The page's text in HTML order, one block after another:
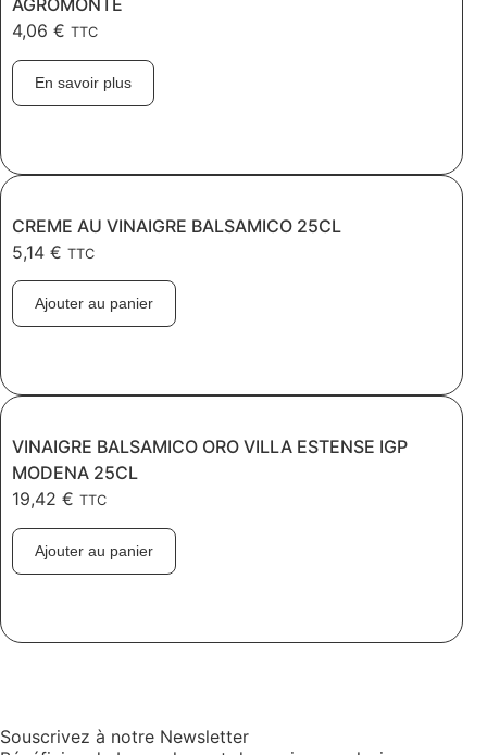
AGROMONTE
4,06 € TTC
En savoir plus
CREME AU VINAIGRE BALSAMICO 25CL
5,14 € TTC
Ajouter au panier
VINAIGRE BALSAMICO ORO VILLA ESTENSE IGP
MODENA 25CL
19,42 € TTC
Ajouter au panier
Souscrivez à notre Newsletter